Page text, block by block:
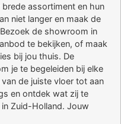
assortiment en hun
niet langer en maak de
de showroom in
te bekijken, of maak
bij jou thuis. De
je te begeleiden bij elke
de juiste vloer tot aan
en ontdek wat zij te
Zuid-Holland. Jouw